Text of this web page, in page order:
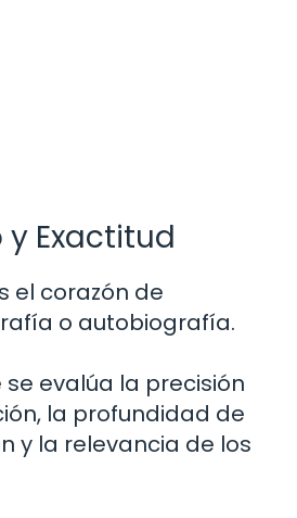
Exactitud
el corazón de
o autobiografía.
evalúa la precisión
la profundidad de
y la relevancia de los